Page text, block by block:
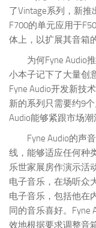
了Vintage系列，新推
F700的单元应用于
体上，以扩展其音箱
为何Fyne Audio
小本子记下了大量创
Fyne Audio开发新技
新的系列只需要约9
Audio能够紧跟市场潮
Fyne Audio的声
线，能够适应任何种
乐世家展房作演示活
电子音乐，在场听众
电子音乐，包括他在
同的音乐喜好。Fyne
效地根据要求调整音